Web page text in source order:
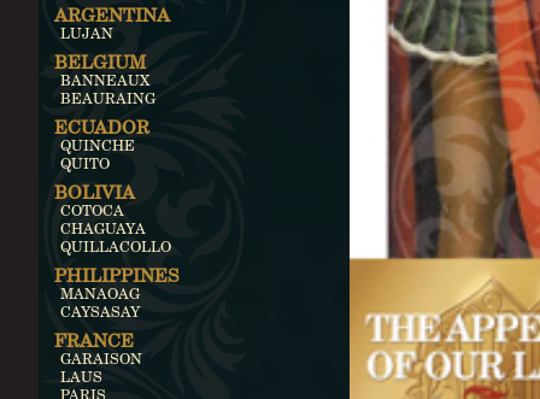
ARGENTINA
LUJAN
BELGIUM
BANNEAUX
BEAURAING
ECUADOR
QUINCHE
QUITO
BOLIVIA
COTOCA
CHAGUAYA
QUILLACOLLO
PHILIPPINES
MANAOAG
CAYSASAY
FRANCE
GARAISON
LAUS
PARIS